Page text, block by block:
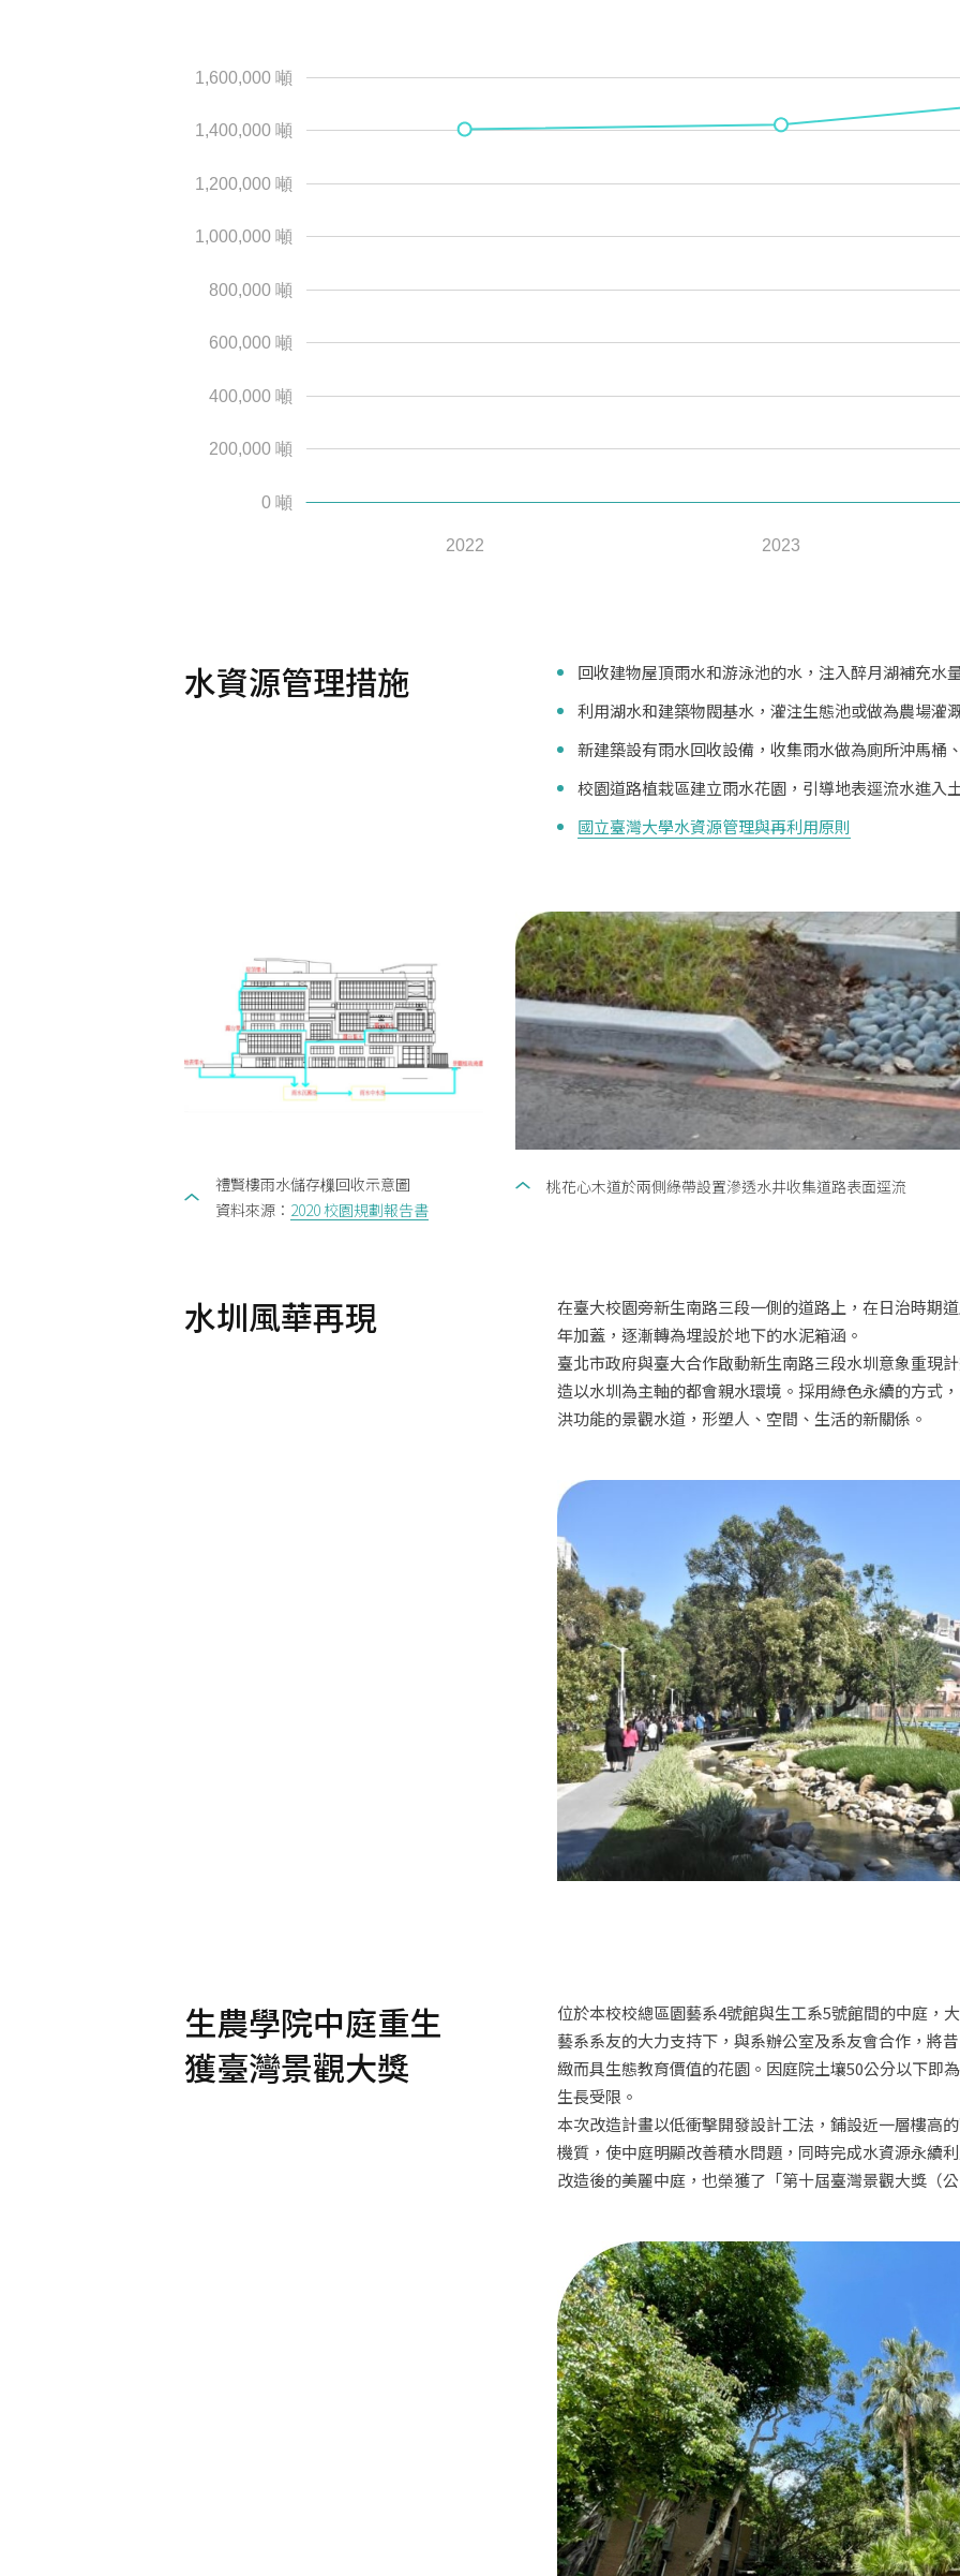
0 噸
200,000 噸
400,000 噸
600,000 噸
800,000 噸
1,000,000 噸
1,200,000 噸
1,400,000 噸
1,600,000 噸
2022 2023
水資源管理措施
回收建物屋頂雨水和游泳池的水，注入醉月湖補充水
利用湖水和建築物閥基水，灌注生態池或做為農場灌
新建築設有雨水回收設備，收集雨水做為廁所沖馬桶
校園道路植栽區建立雨水花園，引導地表逕流水進入
國立臺灣大學水資源管理與再利用原則
禮賢樓雨水儲存樔回收示意圖
資料來源： 2020 校園規劃報告書
桃花心木道於兩側綠帶設置滲透水井收集道路表面逕流
水圳風華再現
在臺大校園旁新生南路三段一側的道路上，在日治時期
年加蓋，逐漸轉為埋設於地下的水泥箱涵。
臺北市政府與臺大合作啟動新生南路三段水圳意象重現
造以水圳為主軸的都會親水環境。採用綠色永續的方式
洪功能的景觀水道，形塑人、空間、生活的新關係。
生農學院中庭重生
獲臺灣景觀大獎
位於本校校總區園藝系4號館與生工系5號館間的中庭，
藝系系友的大力支持下，與系辦公室及系友會合作，將
緻而具生態教育價值的花園。因庭院土壤50公分以下即
生長受限。
本次改造計畫以低衝擊開發設計工法，鋪設近一層樓高
機質，使中庭明顯改善積水問題，同時完成水資源永續
改造後的美麗中庭，也榮獲了「第十屆臺灣景觀大獎（